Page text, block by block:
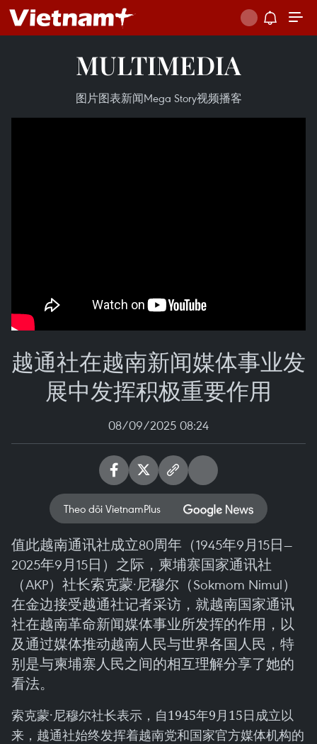
MULTIMEDIA
图片图表新闻Mega Story视频播客
越通社在越南新闻媒体事业发
展中发挥积极重要作用
08/09/2025 08:24
Theo dõi VietnamPlus
值此越南通讯社成立80周年（1945年9月15日—
2025年9月15日）之际，柬埔寨国家通讯社
（AKP）社长索克蒙·尼穆尔（Sokmom Nimul）
在金边接受越通社记者采访，就越南国家通讯
社在越南革命新闻媒体事业所发挥的作用，以
及通过媒体推动越南人民与世界各国人民，特
别是与柬埔寨人民之间的相互理解分享了她的
看法。
索克蒙·尼穆尔社长表示，自1945年9月15日成立以
来，越通社始终发挥着越南党和国家官方媒体机构的